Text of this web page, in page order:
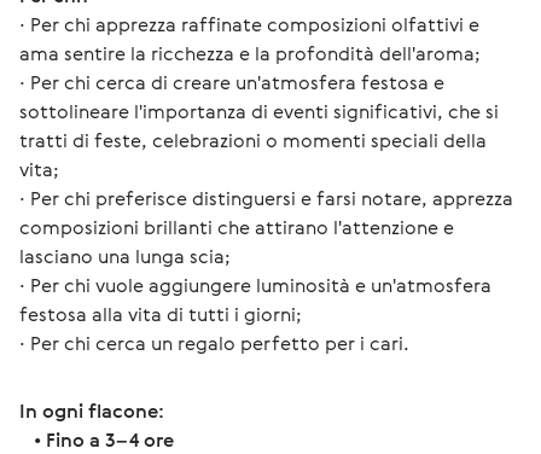
∙ Per chi apprezza raffinate composizioni olfattivi e
ama sentire la ricchezza e la profondità dell'aroma;
∙ Per chi cerca di creare un'atmosfera festosa e
sottolineare l'importanza di eventi significativi, che si
tratti di feste, celebrazioni o momenti speciali della
vita;
∙ Per chi preferisce distinguersi e farsi notare, apprezza
composizioni brillanti che attirano l'attenzione e
lasciano una lunga scia;
∙ Per chi vuole aggiungere luminosità e un'atmosfera
festosa alla vita di tutti i giorni;
∙ Per chi cerca un regalo perfetto per i cari.
In ogni flacone:
• Fino a 3–4 ore